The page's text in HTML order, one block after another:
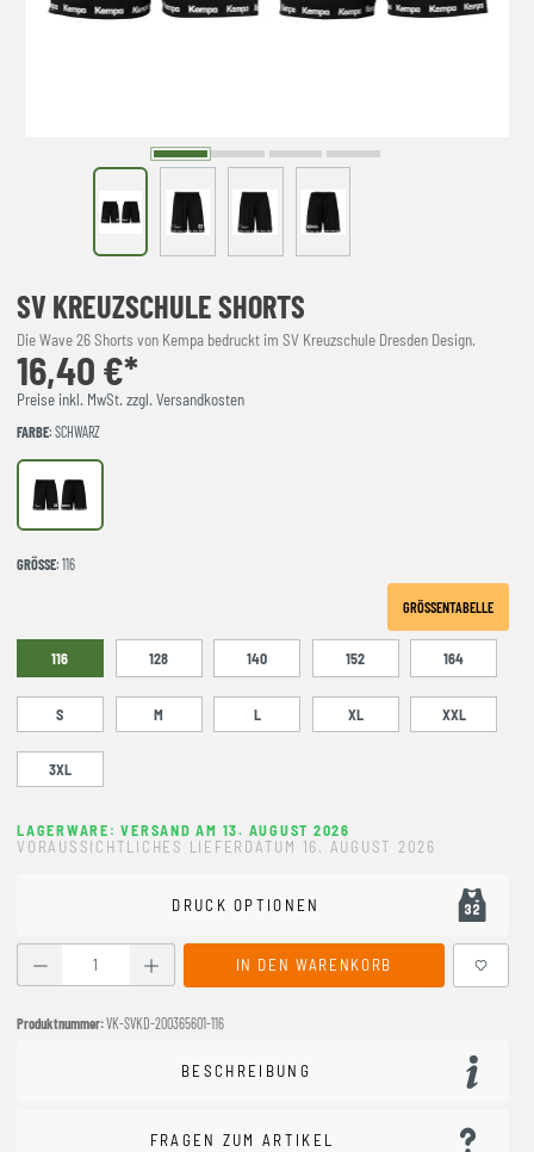
SV KREUZSCHULE SHORTS
Die Wave 26 Shorts von Kempa bedruckt im SV Kreuzschule Dresden Design.
16,40 €*
Preise inkl. MwSt. zzgl. Versandkosten
FARBE: SCHWARZ
schwarz
GRÖSSE : 116
GRÖSSENTABELLE
116 128 140 152 164
S M L XL XXL
3XL
LAGERWARE: VERSAND AM 13. AUGUST 2026
VORAUSSICHTLICHES LIEFERDATUM 16. AUGUST 2026
DRUCK OPTIONEN
Produkt Anzahl: Gib den gewünschten Wert ein oder
IN DEN WARENKORB
Produktnummer:VK-SVKD-200365601-116
BESCHREIBUNG
FRAGEN ZUM ARTIKEL